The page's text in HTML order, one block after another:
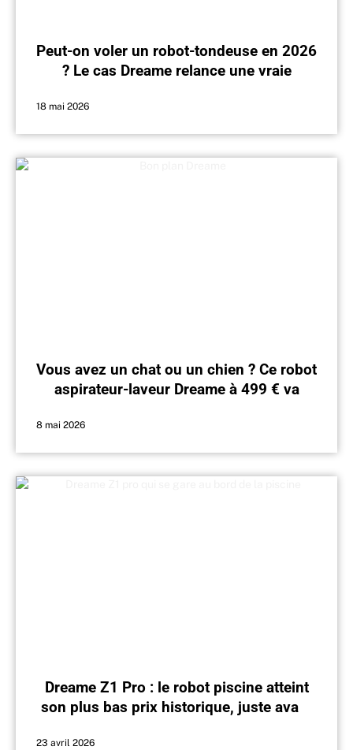
Peut-on voler un robot-tondeuse en 2026
? Le cas Dreame relance une vraie
18 mai 2026
Vous avez un chat ou un chien ? Ce robot
aspirateur-laveur Dreame à 499 € va
8 mai 2026
Dreame Z1 Pro : le robot piscine atteint
son plus bas prix historique, juste avant
23 avril 2026